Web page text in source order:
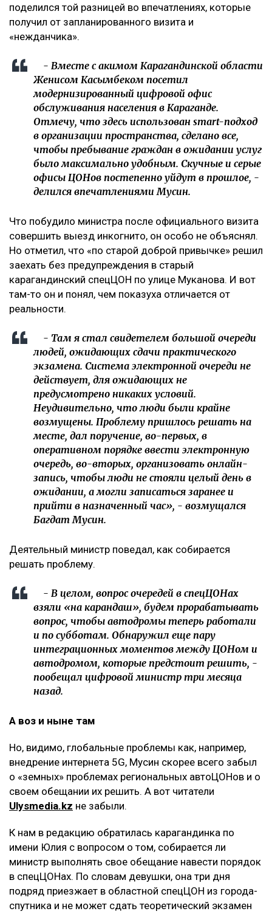
поделился той разницей во впечатлениях, которые
получил от запланированного визита и
«нежданчика».
- Вместе с акимом Карагандинской области
Женисом Касымбеком посетил
модернизированный цифровой офис
обслуживания населения в Караганде.
Отмечу, что здесь использован smart-подход
в организации пространства, сделано все,
чтобы пребывание граждан в ожидании услуг
было максимально удобным. Скучные и серые
офисы ЦОНов постепенно уйдут в прошлое, -
делился впечатлениями Мусин.
Что побудило министра после официального визита
совершить выезд инкогнито, он особо не объяснял.
Но отметил, что «по старой доброй привычке» решил
заехать без предупреждения в старый
карагандинский спецЦОН по улице Муканова. И вот
там-то он и понял, чем показуха отличается от
реальности.
- Там я стал свидетелем большой очереди
людей, ожидающих сдачи практического
экзамена. Система электронной очереди не
действует, для ожидающих не
предусмотрено никаких условий.
Неудивительно, что люди были крайне
возмущены. Проблему пришлось решать на
месте, дал поручение, во-первых, в
оперативном порядке ввести электронную
очередь, во-вторых, организовать онлайн-
запись, чтобы люди не стояли целый день в
ожидании, а могли записаться заранее и
прийти в назначенный час», - возмущался
Багдат Мусин.
Деятельный министр поведал, как собирается
решать проблему.
- В целом, вопрос очередей в спецЦОНах
взяли «на карандаш», будем прорабатывать
вопрос, чтобы автодромы теперь работали
и по субботам. Обнаружил еще пару
интеграционных моментов между ЦОНом и
автодромом, которые предстоит решить, -
пообещал цифровой министр три месяца
назад.
А воз и ныне там
Но, видимо, глобальные проблемы как, например,
внедрение интернета 5G, Мусин скорее всего забыл
о «земных» проблемах региональных автоЦОНов и о
своем обещании их решить. А вот читатели
Ulysmedia.kz не забыли.
К нам в редакцию обратилась карагандинка по
имени Юлия с вопросом о том, собирается ли
министр выполнять свое обещание навести порядок
в спецЦОНах. По словам девушки, она три дня
подряд приезжает в областной спецЦОН из города-
спутника и не может сдать теоретический экзамен